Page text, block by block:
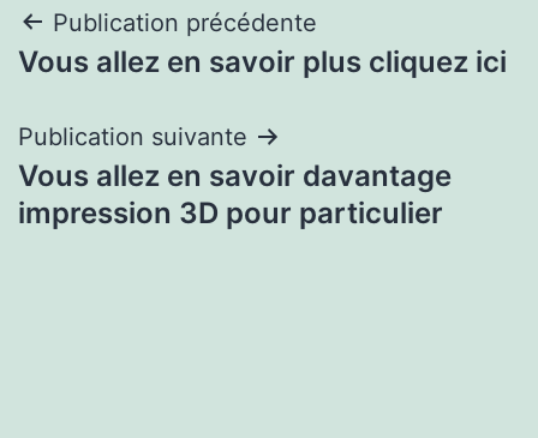
Navigation
de
l’article
Publication précédente
Vous allez en savoir plus cliquez ici
Publication suivante
Vous allez en savoir davantage
impression 3D pour particulier